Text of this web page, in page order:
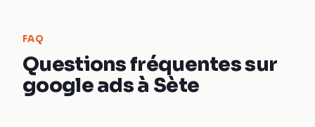
FAQ
Questions fréquentes sur
google ads à Sète